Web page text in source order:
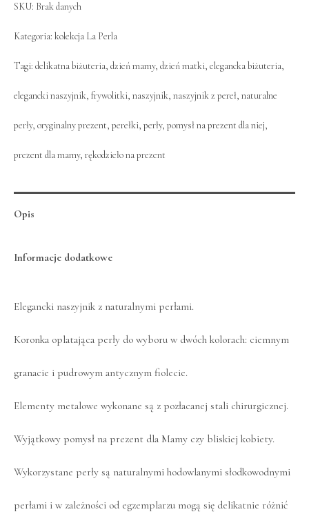
SKU: Brak danych
Kategoria: kolekcja La Perla
Tagi: delikatna biżuteria, dzień mamy, dzień matki, elegancka biżuteria,
elegancki naszyjnik, frywolitki, naszyjnik, naszyjnik z pereł, naturalne
perły, oryginalny prezent, perełki, perły, pomysł na prezent dla niej,
prezent dla mamy, rękodzieło na prezent
Opis
Informacje dodatkowe
Elegancki naszyjnik z naturalnymi perłami.
Koronka oplatająca perły do wyboru w dwóch kolorach: ciemnym
granacie i pudrowym antycznym fiolecie.
Elementy metalowe wykonane są z pozłacanej stali chirurgicznej.
Wyjątkowy pomysł na prezent dla Mamy czy bliskiej kobiety.
Wykorzystane perły są naturalnymi hodowlanymi słodkowodnymi
perłami i w zależności od egzemplarzu mogą się delikatnie różnić